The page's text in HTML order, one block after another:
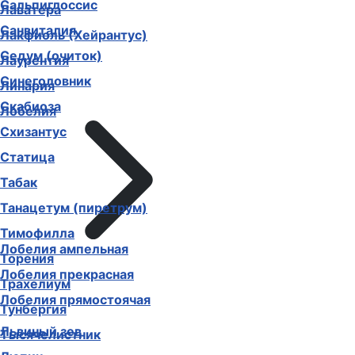
Лаватера
Лакфиоль (Хейрантус)
Лаурентия
Линария
Лобелия
Лобелия ампельная
Лобелия прекрасная
Лобелия прямостоячая
Львиный зев
Сальпиглоссис
Санвиталия
Седум (очиток)
Синеголовник
Скабиоза
Схизантус
Статица
Табак
Танацетум (пиретрум)
Тимофилла
Торения
Трахелиум
Тунбергия
Тысячелистник